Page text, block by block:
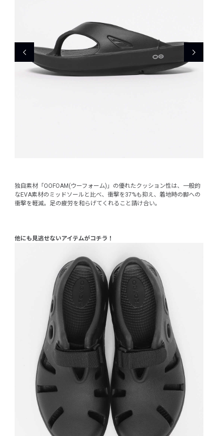
独自素材「OOFOAM(ウーフォーム)」の優れたクッション性は、一般的
なEVA素材のミッドソールと比べ、衝撃を37%も抑え、着地時の脚への
衝撃を軽減。足の疲労を和らげてくれること請け合い。
他にも見逃せないアイテムがコチラ！